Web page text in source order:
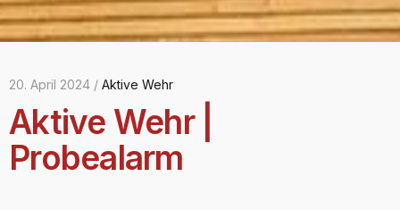
20. April 2024 / Aktive Wehr
Aktive Wehr |
Probealarm